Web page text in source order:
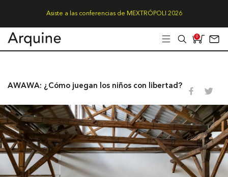
Asiste a las conferencias de MEXTRÓPOLI 2026
0
AWAWA: ¿Cómo juegan los niños con libertad?